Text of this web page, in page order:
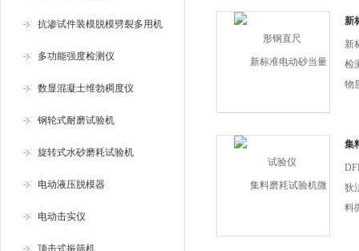
抗渗试件装模脱模劈裂多用机
多功能强度检测仪
数显混凝土维勃稠度仪
钢轮式耐磨试验机
旋转式水砂磨耗试验机
电动液压脱模器
电动击实仪
顶击式振筛机
集
新
新
检
物
集
狄
料